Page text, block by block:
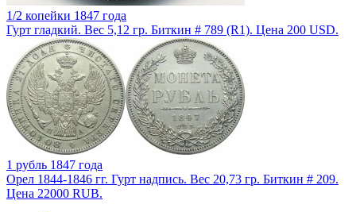
1/2 копейки 1847 года
Гурт гладкий. Вес 5,12 гр. Биткин # 789 (R1). Цена 200 USD.
1 рубль 1847 года
Орел 1844-1846 гг. Гурт надпись. Вес 20,73 гр. Биткин # 209.
Цена 22000 RUB.